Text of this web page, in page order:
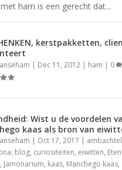
ham is een gerecht dat...
kerstpakketten,
| Dec 11, 2012 | ham | 0
Wist u de voordelen
kaas als bron van
| Oct 17, 2017 |
, blog, curiositeiten, eiwitten,
, Jamonarium, kaas, Manchego kaas,